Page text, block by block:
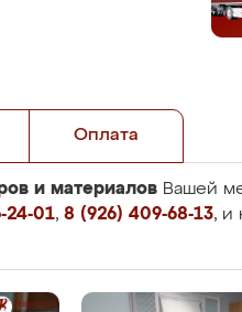
Оплата
и материалов Вашей
24-01, 8 (926) 409-68-13, и